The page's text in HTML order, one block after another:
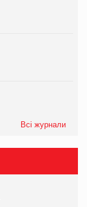
Всі журнали